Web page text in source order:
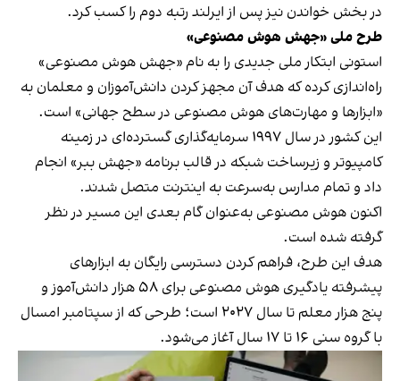
در بخش خواندن نیز پس از ایرلند رتبه دوم را کسب کرد.
طرح ملی «جهش هوش مصنوعی»
استونی ابتکار ملی جدیدی را به نام «جهش هوش مصنوعی»
راه‌اندازی کرده که هدف آن مجهز کردن دانش‌آموزان و معلمان به
«ابزارها و مهارت‌های هوش مصنوعی در سطح جهانی» است.
این کشور در سال ۱۹۹۷ سرمایه‌گذاری گسترده‌ای در زمینه
کامپیوتر و زیرساخت شبکه در قالب برنامه «جهش ببر» انجام
داد و تمام مدارس به‌سرعت به اینترنت متصل شدند.
اکنون هوش مصنوعی به‌عنوان گام بعدی این مسیر در نظر
گرفته شده‌ است.
هدف این طرح، فراهم کردن دسترسی رایگان به ابزارهای
پیشرفته یادگیری هوش مصنوعی برای ۵۸ هزار دانش‌آموز و
پنج هزار معلم تا سال ۲۰۲۷ است؛ طرحی که از سپتامبر امسال
با گروه سنی ۱۶ تا ۱۷ سال آغاز می‌شود.